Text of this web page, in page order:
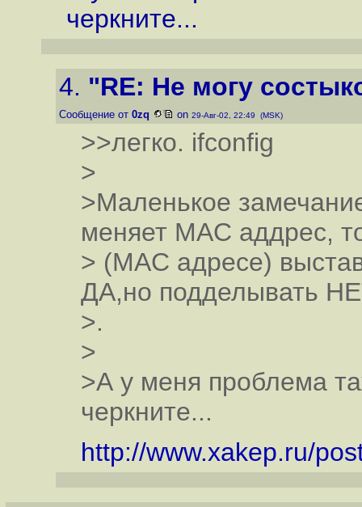
черкните...
4. "RE: Не могу
Сообщение от 0zq on 29-Авг-02, 22:49 (MSK)
>>легко. ifconfig
>
>Маленькое
меняет MAC аддрес,
> (MAC адресе)
ДА,но подделывать
>.
>
>А у меня проблема
черкните...
http://www.xakep.ru/